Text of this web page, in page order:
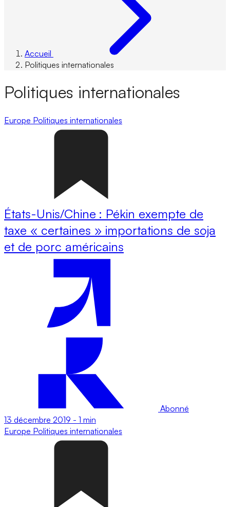
Accueil
Politiques internationales
Politiques internationales
Europe Politiques internationales
États-Unis/Chine : Pékin exempte de
taxe « certaines » importations de soja
et de porc américains
Abonné
13 décembre 2019 - 1 min
Europe Politiques internationales